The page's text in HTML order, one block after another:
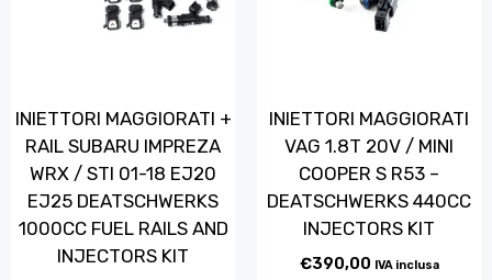
INIETTORI MAGGIORATI +
RAIL SUBARU IMPREZA
WRX / STI 01-18 EJ20
EJ25 DEATSCHWERKS
1000CC FUEL RAILS AND
INJECTORS KIT
INIETTORI MAGGIORATI
VAG 1.8T 20V / MINI
COOPER S R53 –
DEATSCHWERKS 440CC
INJECTORS KIT
€390,00 IVA inclusa